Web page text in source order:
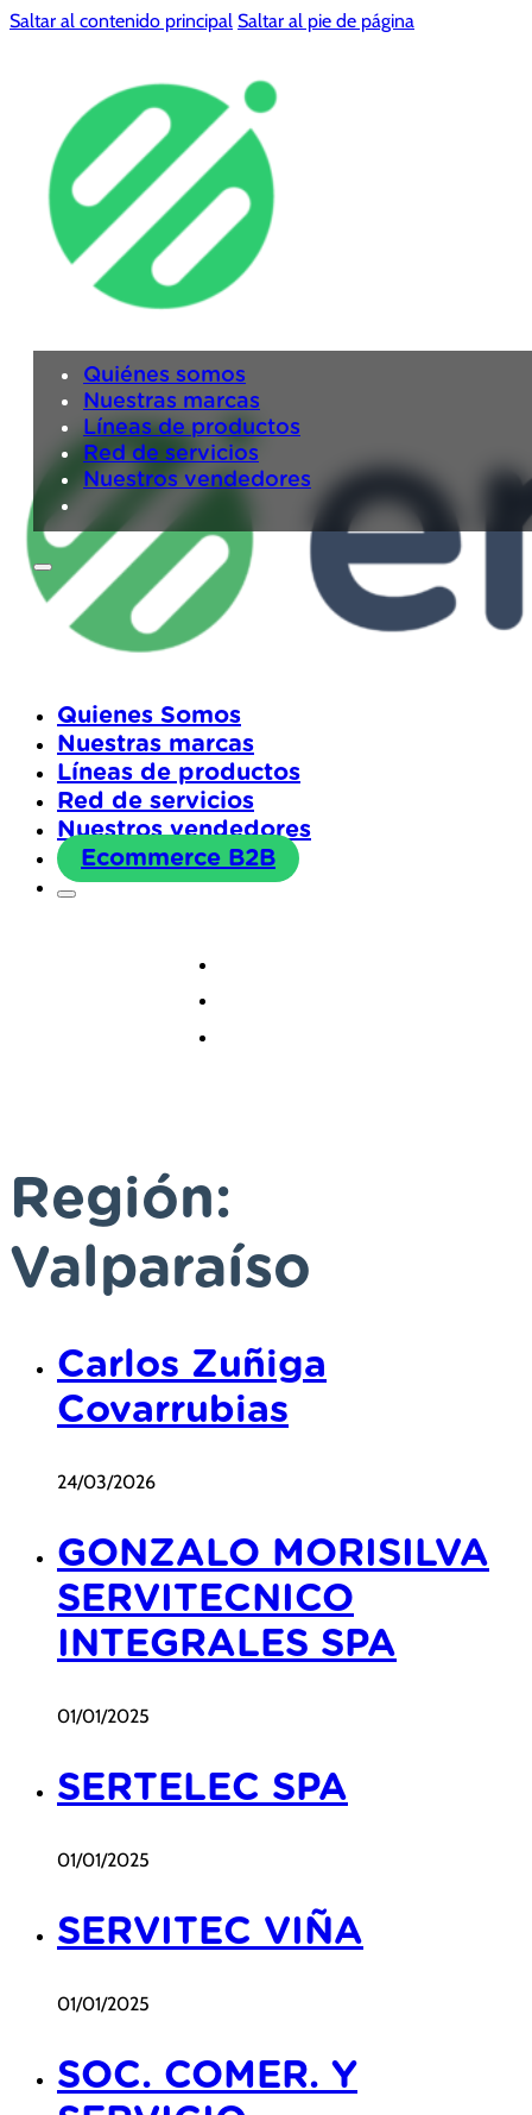
Saltar al contenido principal Saltar al pie de página
Quiénes somos
Nuestras marcas
Líneas de productos
Red de servicios
Nuestros vendedores
Quienes Somos
Nuestras marcas
Líneas de productos
Red de servicios
Nuestros vendedores
Ecommerce B2B
Región:
Valparaíso
Carlos Zuñiga
Covarrubias
24/03/2026
GONZALO MORISILVA
SERVITECNICO
INTEGRALES SPA
01/01/2025
SERTELEC SPA
01/01/2025
SERVITEC VIÑA
01/01/2025
SOC. COMER. Y